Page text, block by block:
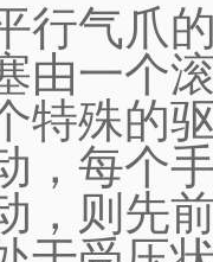
行气爪
由一个
特殊的
，每个
，则先